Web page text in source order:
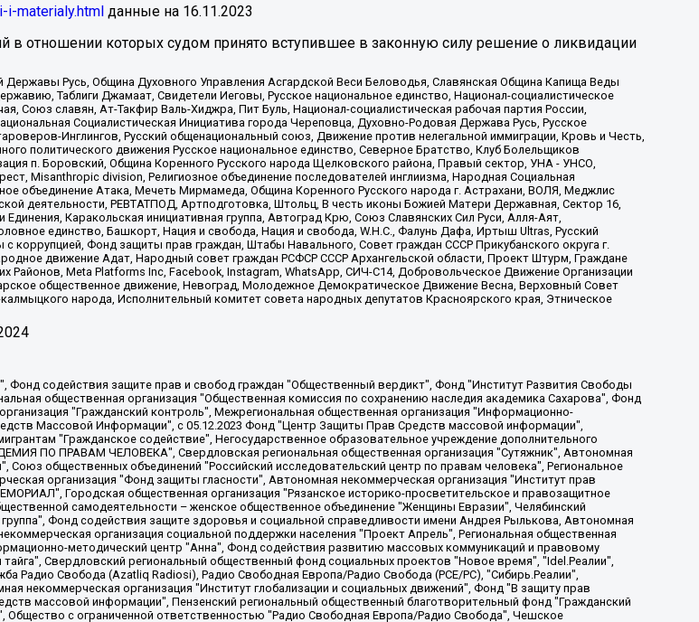
materialy.html данные на 16.11.2023
в отношении которых судом принято вступившее в законную силу решение о ликвидации
Русь, Община Духовного Управления Асгардской Веси Беловодья, Славянская Община Капища Веды
Таблиги Джамаат, Свидетели Иеговы, Русское национальное единство, Национал-социалистическое
Союз славян, Ат-Такфир Валь-Хиджра, Пит Буль, Национал-социалистическая рабочая партия России,
Социалистическая Инициатива города Череповца, Духовно-Родовая Держава Русь, Русское
Инглингов, Русский общенациональный союз, Движение против нелегальной иммиграции, Кровь и Честь,
политического движения Русское национальное единство, Северное Братство, Клуб Болельщиков
п. Боровский, Община Коренного Русского народа Щелковского района, Правый сектор, УНА - УНСО,
Misanthropic division, Религиозное объединение последователей инглиизма, Народная Социальная
объединение Атака, Мечеть Мирмамеда, Община Коренного Русского народа г. Астрахани, ВОЛЯ, Меджлис
деятельности, РЕВТАТПОД, Артподготовка, Штольц, В честь иконы Божией Матери Державная, Сектор 16,
Каракольская инициативная группа, Автоград Крю, Союз Славянских Сил Руси, Алля-Аят,
единство, Башкорт, Нация и свобода, Нация и свобода, W.H.С., Фалунь Дафа, Иртыш Ultras, Русский
Фонд защиты прав граждан, Штабы Навального, Совет граждан СССР Прикубанского округа г.
движение Адат, Народный совет граждан РСФСР СССР Архангельской области, Проект Штурм, Граждане
Meta Platforms Inc, Facebook, Instagram, WhatsApp, СИЧ-С14, Добровольческое Движение Организации
общественное движение, Невоград, Молодежное Демократическое Движение Весна, Верховный Совет
народа, Исполнительный комитет совета народных депутатов Красноярского края, Этническое
в Латвийской Республике (регистрационный номер 50008295751, дата регистрации 24.02.2020), Великовский Дмитрий Александрович, Долинина Ирина Николаевна, Мароховская Алеся Алексеевна, Шлейнов Роман Юрьевич, Шмагун Олеся Валентиновна, Общество с ограниченной ответственностью "Альтаир 2021", Общество с ограниченной ответственностью "Вега 2021", Общество с ограниченной ответственностью "Главный редактор 2021", Общество с ограниченной ответственностью "Ромашки монолит", Важенков Артем Валерьевич, Ивановская областная общественная организация "Центр гендерных исследований", Гурман Юрий Альбертович, Медиапроект "ОВД-Инфо", Егоров Владимир Владимирович, Жилинский Владимир Александрович, Общество с ограниченной ответственностью "ЗП", Иванова София Юрьевна, Карезина Инна Павловна, Кильтау Екатерина Викторовна, Петров Алексей Викторович, Пискунов Сергей Евгеньевич, Смирнов Сергей Сергеевич, Тихонов Михаил Сергеевич, Общество с ограниченной ответственностью "ЖУРНАЛИСТ-ИНОСТРАННЫЙ АГЕНТ", Арапова Галина Юрьевна, Вольтская Татьяна Анатольевна, Американская компания "Mason G.E.S. Anonymous Foundation" (США), являющаяся владельцем интернет-издания https://mnews.world/, Компания "Stichting Bellingcat", зарегистрированная в Нидерландах (дата регистрации 11.07.2018), Захаров Андрей Вячеславович, Клепиковская Екатерина Дмитриевна, Общество с ограниченной ответственностью "МЕМО", Перл Роман Александрович, Симонов Евгений Алексеевич, Соловьева Елена Анатольевна, Сотников Даниил Владимирович, Сурначева Елизавета Дмитриевна, Автономная некоммерческая организация по защите прав человека и информированию населения "Якутия – Наше Мнение", Общество с ограниченной ответственностью "Москоу диджитал медиа", с 26.01.2023 Общество с ограниченной ответственностью "Чайка Белые сады", Ветошкина Валерия Валерьевна, Заговора Максим Александрович, Межрегиональное общественное движение "Российская ЛГБТ - сеть", Оленичев Максим Владимирович, Павлов Иван Юрьевич, Скворцова Елена Сергеевна, Общество с ограниченной ответственностью "Как бы инагент", Кочетков Игорь Викторович, Общество с ограниченной ответственностью "Честные выборы", Еланчик Олег Александрович, Общество с ограниченной ответственностью "Нобелевский призыв", Гималова Регина Эмилевна, Григорьев Андрей Валерьевич, Григорьева Алина Александровна, Ассоциация по содействию защите прав призывников, альтернативнослужащих и военнослужащих "Правозащитная группа "Гражданин.Армия.Право", Хисамова Регина Фаритовна, Автономная некоммерческая организация по реализации социально-правовых программ "Лилит", Дальневосточное общественное движение "Маяк", Санкт-Петербургская ЛГБТ-инициативная группа "Выход", Инициативная группа ЛГБТ+ "Реверс", Алексеев Андрей Викторович, Бекбулатова Таисия Львовна, Беляев Иван Михайлович, Владыкина Елена Сергеевна, Гельман Марат Александрович, Никульшина Вероника Юрьевна, Толоконникова Надежда Андреевна, Шендерович Виктор Анатольевич, Общество с ограниченной ответственностью "Данное сообщение", Общество с ограниченной ответственностью Издательский дом "Новая глава", Айнбиндер Александра Александровна, Московский комьюнити-центр для ЛГБТ+инициатив, Благотворительный фонд развития филантропии, Deutsche Welle (Германия, Kurt-Schumacher-Strasse 3, 53113 Bonn), Борзунова Мария Михайловна, Воробьев Виктор Викторович, Голубева Анна Львовна, Константинова Алла Михайловна, Малкова Ирина Владимировна, Мурадов Мурад Абдулгалимович, Осетинская Елизавета Николаевна, Понасенков Евгений Николаевич, Ганапольский Матвей Юрьевич, Киселев Евгений Алексеевич, Борухович Ирина Григорьевна, Дремин Иван Тимофеевич, Дубровский Дмитрий Викторович, Красноярская региональная общественная организация поддержки и развития альтернативных образовательных технологий и межкультурных коммуникаций "ИНТЕРРА", Маяковская Екатерина Алексеевна, Фейгин Марк Захарович, Филимонов Андрей Викторович, Дзугкоева Регина Николаевна, Доброхотов Роман Александрович, Дудь Юрий Александрович, Елкин Сергей Владимирович, Кругликов Кирилл Игоревич, Сабунаева Мария Леонидовна, Семенов Алексей Владимирович, Шаинян Карен Багратович, Шульман Екатерина Михайловна, Асафьев Артур Валерьевич, Вахштайн Виктор Семенович, Венедиктов Алексей Алексеевич, Лушникова Екатерина Евгеньевна, Волков Леонид Михайлович, Невзоров Александр Глебович, Пархоменко Сергей Борисович, Сироткин Ярослав Николаевич, Кара-Мурза Владимир Владимирович, Баранова Наталья Владимировна, Гозман Леонид Яковлевич, Кагарлицкий Борис Юльевич, Климарев Михаил Валерьевич, Милов Владимир Станиславович, Автономная некоммерческая организация Краснодарский центр современного искусства "Типография", Моргенштерн Алишер Тагирович, Соболь Любовь Эдуардовна, Общество с ограниченной ответственностью "ЛИЗА НОРМ", Каспаров Гарри Кимович, Ходорковский Михаил Борисович, Общество с ограниченной ответственностью "Апрельские тезисы", Данилович Ирина Брониславовна, Кашин Олег Владимирович, Петров Николай Владимирович, Пивоваров Алексей Владимирович, Соколов Михаил Владимирович, Цветкова Юлия Владимировна, Чичваркин Евгений Александрович, Комитет против пыток/Команда против пыток, Общество с ограниченной ответственностью "Первый научный", Общество с ограниченной ответственностью "Вертолет и ко", Белоцерковская Вероника Борисовна, Кац Максим Евгеньевич, Лазарева Татьяна Юрьевна, Шаведдинов Руслан Табризович, Яшин Илья Валерьевич, Общество с ограниченной ответственностью "Иноагент ААВ", Алешковский Дмитрий Петрович, Альбац Евгения Марковна, Быков Дмитрий Львович, Галямина Юлия Евгеньевна, Лойко Сергей Леонидович, Мартынов Кирилл Константинович, Медведев Сергей Александрович, Крашенинников Федор Геннадиевич, Гордеева Катерина Вл